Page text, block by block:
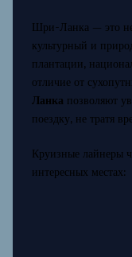
Шри-Ланка — это
культурный и
плантации,
отличие от
Ланка позволяют
поездку, не тратя
Круизные лайнеры
интересных местах: